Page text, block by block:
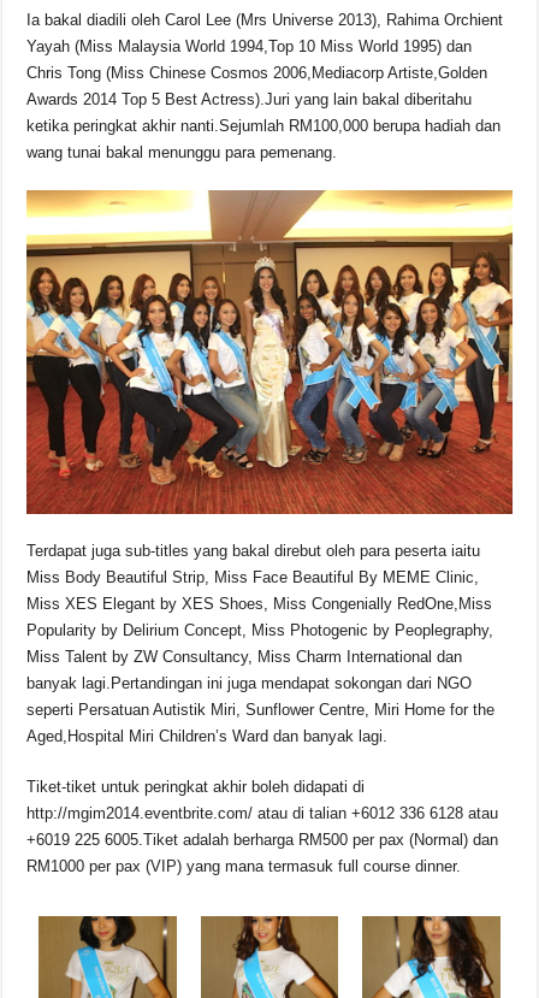
Ia bakal diadili oleh Carol Lee (Mrs Universe 2013), Rahima Orchient
Yayah (Miss Malaysia World 1994,Top 10 Miss World 1995) dan
Chris Tong (Miss Chinese Cosmos 2006,Mediacorp Artiste,Golden
Awards 2014 Top 5 Best Actress).Juri yang lain bakal diberitahu
ketika peringkat akhir nanti.Sejumlah RM100,000 berupa hadiah dan
wang tunai bakal menunggu para pemenang.
Terdapat juga sub-titles yang bakal direbut oleh para peserta iaitu
Miss Body Beautiful Strip, Miss Face Beautiful By MEME Clinic,
Miss XES Elegant by XES Shoes, Miss Congenially RedOne,Miss
Popularity by Delirium Concept, Miss Photogenic by Peoplegraphy,
Miss Talent by ZW Consultancy, Miss Charm International dan
banyak lagi.Pertandingan ini juga mendapat sokongan dari NGO
seperti Persatuan Autistik Miri, Sunflower Centre, Miri Home for the
Aged,Hospital Miri Children’s Ward dan banyak lagi.
Tiket-tiket untuk peringkat akhir boleh didapati di
http://mgim2014.eventbrite.com/ atau di talian +6012 336 6128 atau
+6019 225 6005.Tiket adalah berharga RM500 per pax (Normal) dan
RM1000 per pax (VIP) yang mana termasuk full course dinner.